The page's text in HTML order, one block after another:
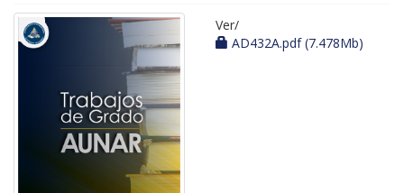
Ver/
AD432A.pdf (7.478Mb)